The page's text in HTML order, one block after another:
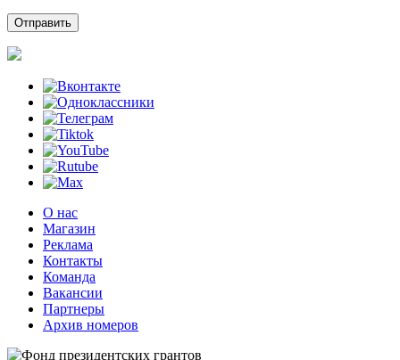
О нас
Магазин
Реклама
Контакты
Команда
Вакансии
Партнеры
Архив номеров